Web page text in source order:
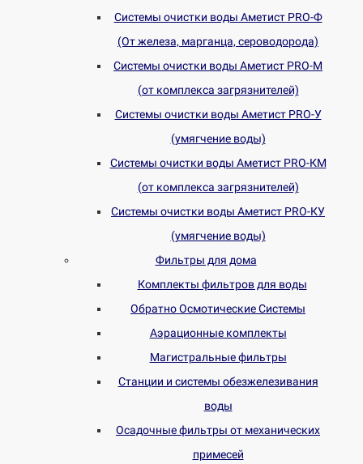
Системы очистки воды Аметист PRO-Ф
(От железа, марганца, сероводорода)
Системы очистки воды Аметист PRO-M
(от комплекса загрязнителей)
Системы очистки воды Аметист PRO-У
(умягчение воды)
Системы очистки воды Аметист PRO-КM
(от комплекса загрязнителей)
Системы очистки воды Аметист PRO-КУ
(умягчение воды)
Фильтры для дома
Комплекты фильтров для воды
Обратно Осмотические Системы
Аэрационные комплекты
Магистральные фильтры
Станции и системы обезжелезивания
воды
Осадочные фильтры от механических
примесей